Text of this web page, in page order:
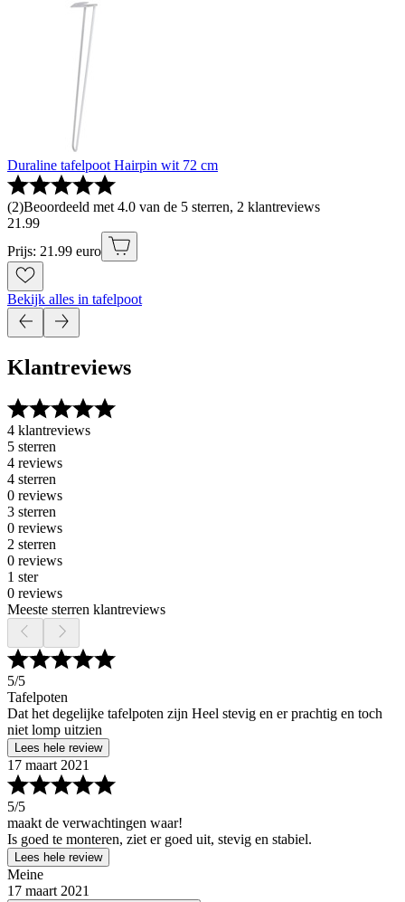
Duraline tafelpoot Hairpin wit 72 cm
(2)Beoordeeld met 4.0 van de 5 sterren, 2 klantreviews
21 .99
Prijs: 21.99 euro
Bekijk alles in tafelpoot
Klantreviews
4 klantreviews
5 sterren
4 reviews
4 sterren
0 reviews
3 sterren
0 reviews
2 sterren
0 reviews
1 ster
0 reviews
Meeste sterren klantreviews
5/5
Tafelpoten
Dat het degelijke tafelpoten zijn Heel stevig en er prachtig en toch
niet lomp uitzien
Lees hele review
17 maart 2021
5/5
maakt de verwachtingen waar!
Is goed te monteren, ziet er goed uit, stevig en stabiel.
Lees hele review
Meine
17 maart 2021